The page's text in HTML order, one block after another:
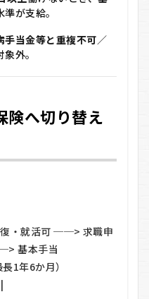
準が支給。
手当金等と重複不可／
外。
へ切り替え
・就活可 ──> 求職申
基本手当
年6か月）